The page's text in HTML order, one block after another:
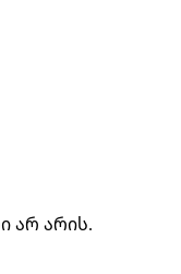
არ არის.